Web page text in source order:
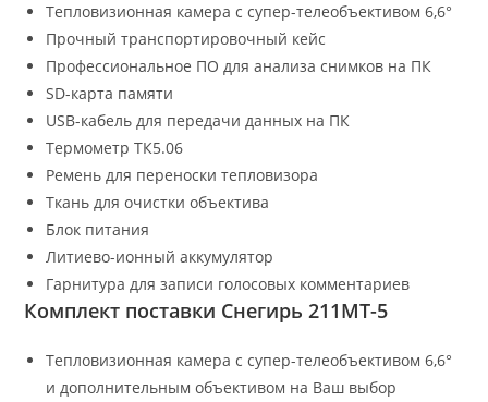
Тепловизионная камера с супер-телеобъективом 6,6°
Прочный транспортировочный кейс
Профессиональное ПО для анализа снимков на ПК
SD-карта памяти
USB-кабель для передачи данных на ПК
Термометр ТК5.06
Ремень для переноски тепловизора
Ткань для очистки объектива
Блок питания
Литиево-ионный аккумулятор
Гарнитура для записи голосовых комментариев
Комплект поставки Снегирь 211МТ-5
Тепловизионная камера с супер-телеобъективом 6,6°
и дополнительным объективом на Ваш выбор